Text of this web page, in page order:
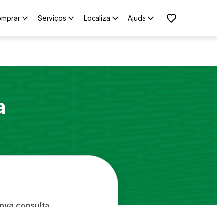
Serviços Localiza Ajuda
consulta